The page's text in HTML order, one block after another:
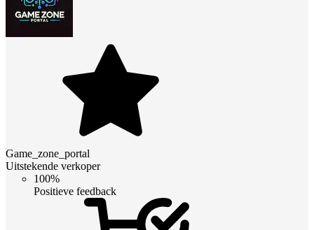
Game_zone_portal
Uitstekende verkoper
100%
Positieve feedback